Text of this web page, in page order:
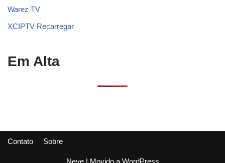
Warez TV
XCIPTV Recarregar
Em Alta
Contato Sobre
Neve| Movido a WordPress